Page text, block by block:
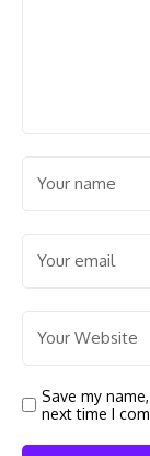
Save my
next time I